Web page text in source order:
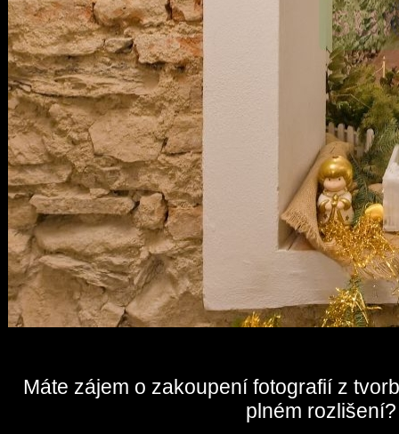
Máte zájem o zakoupení fotografií z
plném rozlišení?